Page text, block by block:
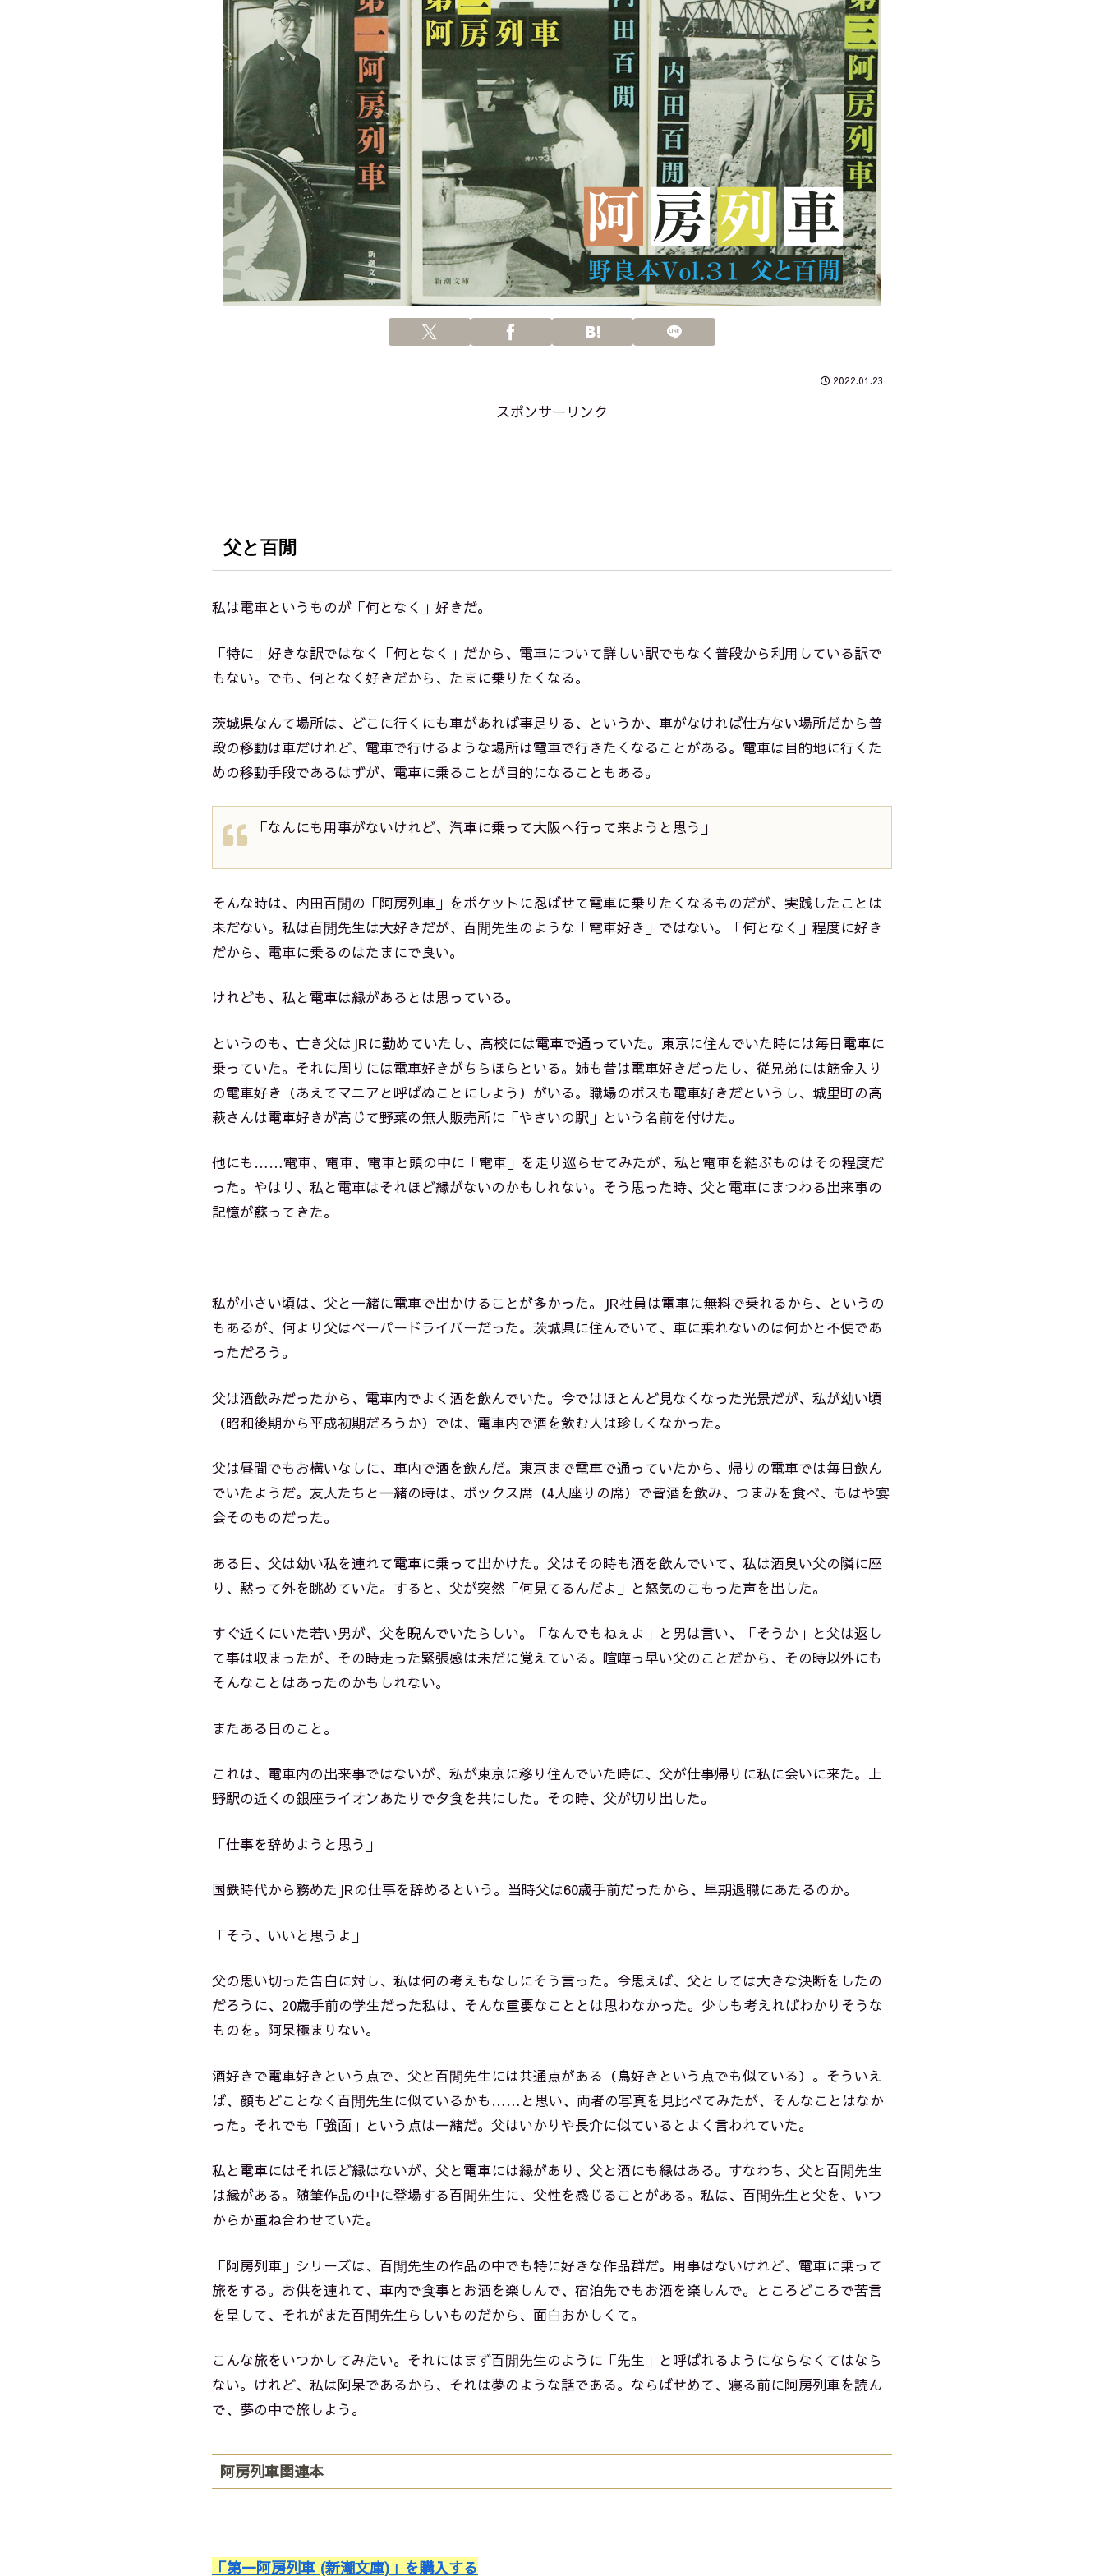
2022.01.23
スポンサーリンク
父と百閒
私は電車というものが「何となく」好きだ。
「特に」好きな訳ではなく「何となく」だから、電車について詳しい訳でもなく普段から利用している訳で
もない。でも、何となく好きだから、たまに乗りたくなる。
茨城県なんて場所は、どこに行くにも車があれば事足りる、というか、車がなければ仕方ない場所だから普
段の移動は車だけれど、電車で行けるような場所は電車で行きたくなることがある。電車は目的地に行くた
めの移動手段であるはずが、電車に乗ることが目的になることもある。
「なんにも用事がないけれど、汽車に乗って大阪へ行って来ようと思う」
そんな時は、内田百閒の「阿房列車」をポケットに忍ばせて電車に乗りたくなるものだが、実践したことは
未だない。私は百閒先生は大好きだが、百閒先生のような「電車好き」ではない。「何となく」程度に好き
だから、電車に乗るのはたまにで良い。
けれども、私と電車は縁があるとは思っている。
というのも、亡き父はJRに勤めていたし、高校には電車で通っていた。東京に住んでいた時には毎日電車に
乗っていた。それに周りには電車好きがちらほらといる。姉も昔は電車好きだったし、従兄弟には筋金入り
の電車好き（あえてマニアと呼ばぬことにしよう）がいる。職場のボスも電車好きだというし、城里町の高
萩さんは電車好きが高じて野菜の無人販売所に「やさいの駅」という名前を付けた。
他にも……電車、電車、電車と頭の中に「電車」を走り巡らせてみたが、私と電車を結ぶものはその程度だ
った。やはり、私と電車はそれほど縁がないのかもしれない。そう思った時、父と電車にまつわる出来事の
記憶が蘇ってきた。
私が小さい頃は、父と一緒に電車で出かけることが多かった。JR社員は電車に無料で乗れるから、というの
もあるが、何より父はペーパードライバーだった。茨城県に住んでいて、車に乗れないのは何かと不便であ
っただろう。
父は酒飲みだったから、電車内でよく酒を飲んでいた。今ではほとんど見なくなった光景だが、私が幼い頃
（昭和後期から平成初期だろうか）では、電車内で酒を飲む人は珍しくなかった。
父は昼間でもお構いなしに、車内で酒を飲んだ。東京まで電車で通っていたから、帰りの電車では毎日飲ん
でいたようだ。友人たちと一緒の時は、ボックス席（4人座りの席）で皆酒を飲み、つまみを食べ、もはや宴
会そのものだった。
ある日、父は幼い私を連れて電車に乗って出かけた。父はその時も酒を飲んでいて、私は酒臭い父の隣に座
り、黙って外を眺めていた。すると、父が突然「何見てるんだよ」と怒気のこもった声を出した。
すぐ近くにいた若い男が、父を睨んでいたらしい。「なんでもねぇよ」と男は言い、「そうか」と父は返し
て事は収まったが、その時走った緊張感は未だに覚えている。喧嘩っ早い父のことだから、その時以外にも
そんなことはあったのかもしれない。
またある日のこと。
これは、電車内の出来事ではないが、私が東京に移り住んでいた時に、父が仕事帰りに私に会いに来た。上
野駅の近くの銀座ライオンあたりで夕食を共にした。その時、父が切り出した。
「仕事を辞めようと思う」
国鉄時代から務めたJRの仕事を辞めるという。当時父は60歳手前だったから、早期退職にあたるのか。
「そう、いいと思うよ」
父の思い切った告白に対し、私は何の考えもなしにそう言った。今思えば、父としては大きな決断をしたの
だろうに、20歳手前の学生だった私は、そんな重要なこととは思わなかった。少しも考えればわかりそうな
ものを。阿呆極まりない。
酒好きで電車好きという点で、父と百閒先生には共通点がある（鳥好きという点でも似ている）。そういえ
ば、顔もどことなく百閒先生に似ているかも……と思い、両者の写真を見比べてみたが、そんなことはなか
った。それでも「強面」という点は一緒だ。父はいかりや長介に似ているとよく言われていた。
私と電車にはそれほど縁はないが、父と電車には縁があり、父と酒にも縁はある。すなわち、父と百閒先生
は縁がある。随筆作品の中に登場する百閒先生に、父性を感じることがある。私は、百閒先生と父を、いつ
からか重ね合わせていた。
「阿房列車」シリーズは、百閒先生の作品の中でも特に好きな作品群だ。用事はないけれど、電車に乗って
旅をする。お供を連れて、車内で食事とお酒を楽しんで、宿泊先でもお酒を楽しんで。ところどころで苦言
を呈して、それがまた百閒先生らしいものだから、面白おかしくて。
こんな旅をいつかしてみたい。それにはまず百閒先生のように「先生」と呼ばれるようにならなくてはなら
ない。けれど、私は阿呆であるから、それは夢のような話である。ならばせめて、寝る前に阿房列車を読ん
で、夢の中で旅しよう。
阿房列車関連本
「第一阿房列車 (新潮文庫)」を購入する